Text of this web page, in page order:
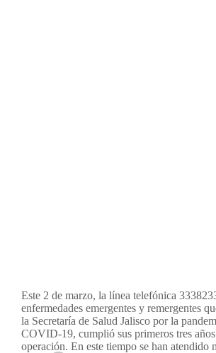
Este 2 de marzo, la línea telefónica
enfermedades emergentes y remergentes
la Secretaría de Salud Jalisco por la
COVID-19, cumplió sus primeros tres
operación. En este tiempo se han atendido